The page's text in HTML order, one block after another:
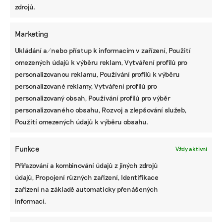
zdrojů.
Marketing
Ukládání a/nebo přístup k informacím v zařízení, Použití
omezených údajů k výběru reklam, Vytváření profilů pro
personalizovanou reklamu, Používání profilů k výběru
personalizované reklamy, Vytváření profilů pro
personalizovaný obsah, Používání profilů pro výběr
personalizovaného obsahu, Rozvoj a zlepšování služeb,
Použití omezených údajů k výběru obsahu.
Funkce Vždy aktivní
Přiřazování a kombinování údajů z jiných zdrojů
údajů, Propojení různých zařízení, Identifikace
zařízení na základě automaticky přenášených
informací.
parku.
Národní parky čelí v posledních měsících silnému
politickému tlaku. Po nástupu Motoristů do čela
ministerstva životního prostředí Deník N
informoval o seznamu lidí, s nimiž nové vedení
resortu do budoucna nepočítá. Na tomto seznamu
měl být také nedávno odvolaný ředitel
Krkonošského národního parku Robin Böhnisch.
Na seznamu má být údajně také ředitel Pavel
Peněz bude méně
Národní parky navíc od současné vlády dostaly
podstatně menší finanční příspěvek než dříve.
Šumavě bude letos chybět v rozpočtu 70 milionů